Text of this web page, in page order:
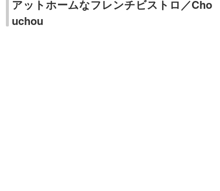
アットホームなフレンチビストロ／Cho
uchou